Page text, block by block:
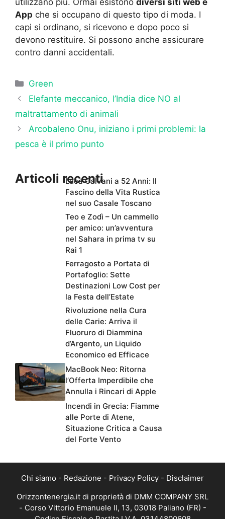
utilizzano più. Ormai esistono diversi siti web e
App che si occupano di questo tipo di moda. I
capi si ordinano, si ricevono e dopo poco si
devono restituire. Si possono anche assicurare
contro danni accidentali.
Categorie
Green
Elefante meccanico, l’India dice NO al
maltrattamento di animali
Arcobaleno Onu, iniziano i primi problemi: la
pesca è il primo punto
Articoli recentiLuca Calvani a 52 Anni: Il
Fascino della Vita Rustica
nel suo Casale Toscano
Teo e Zodì – Un cammello
per amico: un’avventura
nel Sahara in prima tv su
Rai 1
Ferragosto a Portata di
Portafoglio: Sette
Destinazioni Low Cost per
la Festa dell’Estate
Rivoluzione nella Cura
delle Carie: Arriva il
Fluoruro di Diammina
d’Argento, un Liquido
Economico ed Efficace
MacBook Neo: Ritorna
l’Offerta Imperdibile che
Annulla i Rincari di Apple
Incendi in Grecia: Fiamme
alle Porte di Atene,
Situazione Critica a Causa
del Forte Vento
Chi siamo - Redazione - Privacy Policy - Disclaimer
Orizzontenergia.it di proprietà di DMM COMPANY SRL
- Corso Vittorio Emanuele II, 13, 03018 Paliano (FR) -